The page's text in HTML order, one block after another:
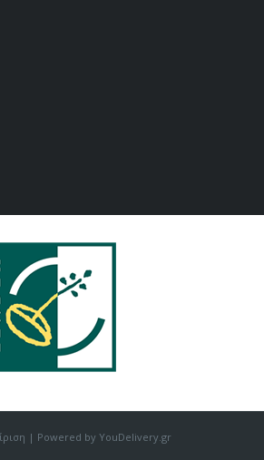
| Powered by YouDelivery.gr